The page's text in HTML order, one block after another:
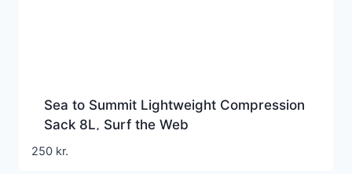
Sea to Summit Lightweight Compression
Sack 8L, Surf the Web
250 kr.